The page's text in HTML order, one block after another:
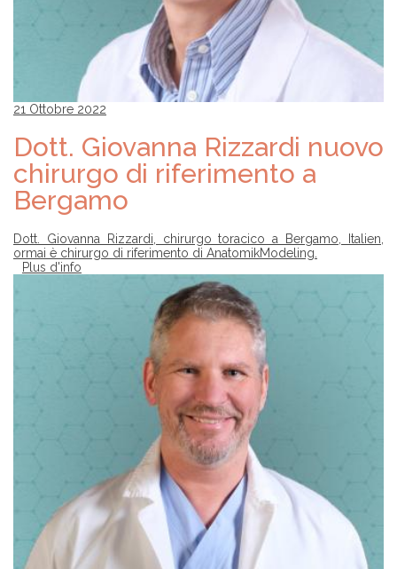
21 Ottobre 2022
Dott. Giovanna Rizzardi nuovo
chirurgo di riferimento a
Bergamo
Dott. Giovanna Rizzardi, chirurgo toracico a Bergamo, Italien,
ormai è chirurgo di riferimento di AnatomikModeling.
Plus d'info